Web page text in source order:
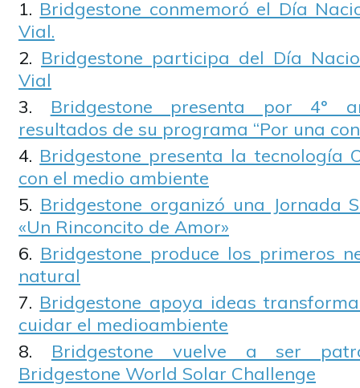
Bridgestone conmemoró el Día
Vial.
Bridgestone participa del Día
Vial
Bridgestone presenta por 4°
resultados de su programa “Por una
Bridgestone presenta la tecnología
con el medio ambiente
Bridgestone organizó una Jornada
«Un Rinconcito de Amor»
Bridgestone produce los primeros
natural
Bridgestone apoya ideas
cuidar el medioambiente
Bridgestone vuelve a ser
Bridgestone World Solar Challenge